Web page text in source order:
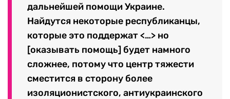
дальнейшей помощи Украине.
Найдутся некоторые республиканцы,
которые это поддержат <…> но
[оказывать помощь] будет намного
сложнее, потому что центр тяжести
сместится в сторону более
изоляционистского, антиукраинского